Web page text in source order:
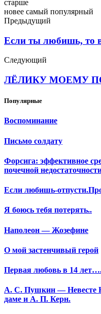
старше
новее самый популярный
Предыдущий
Если ты любишь, то
Следующий
ЛЁЛИКУ МОЕМУ
Популярные
Воспоминание
Письмо солдату
Форсига: эффективное
почечной
Если любишь-
Я боюсь тебя потерять..
Наполеон — Жозефине
О мой застенчивый герой
Первая любовь в 14
А. С. Пушкин — Невесте
даме и А. П. Керн.